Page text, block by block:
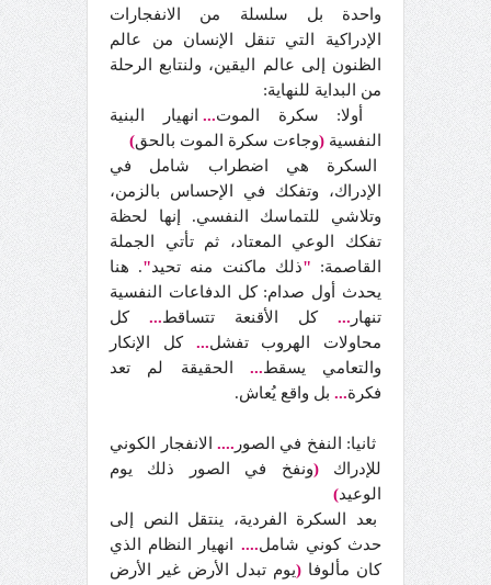
واحدة بل سلسلة من الانفجارات
الإدراكية التي تنقل الإنسان من عالم
الظنون إلى عالم اليقين، ولنتابع الرحلة
من البداية للنهاية:
أولا: سكرة الموت... انهيار البنية
النفسية (وجاءت سكرة الموت بالحق)
السكرة هي اضطراب شامل في
الإدراك، وتفكك في الإحساس بالزمن،
وتلاشي للتماسك النفسي. إنها لحظة
تفكك الوعي المعتاد، ثم تأتي الجملة
القاصمة: "ذلك ماكنت منه تحيد". هنا
يحدث أول صدام: كل الدفاعات النفسية
تنهار ... كل الأقنعة تتساقط... كل
محاولات الهروب تفشل... كل الإنكار
والتعامي يسقط... الحقيقة لم تعد
فكرة... بل واقع يُعاش.
ثانيا: النفخ في الصور .... الانفجار الكوني
للإدراك(ونفخ في الصور ذلك يوم
الوعيد)
بعد السكرة الفردية، ينتقل النص إلى
حدث كوني شامل.... انهيار النظام الذي
كان مألوفا (يوم تبدل الأرض غير الأرض